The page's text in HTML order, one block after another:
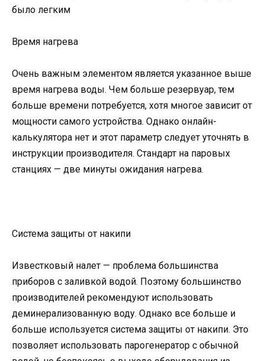
было легким
Время нагрева
Очень важным элементом является указанное выше
время нагрева воды. Чем больше резервуар, тем
больше времени потребуется, хотя многое зависит от
мощности самого устройства. Однако онлайн-
калькулятора нет и этот параметр следует уточнять в
инструкции производителя. Стандарт на паровых
станциях — две минуты ожидания нагрева.
Система защиты от накипи
Известковый налет — проблема большинства
приборов с заливкой водой. Поэтому большинство
производителей рекомендуют использовать
деминерализованную воду. Однако все больше и
больше используется система защиты от накипи. Это
позволяет использовать парогенератор с обычной